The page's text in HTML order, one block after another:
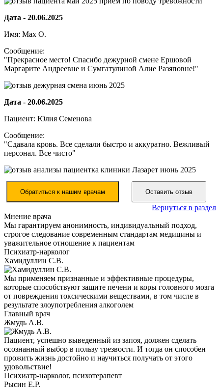
Дата - 20.06.2025
Имя: Max O.
Сообщение:
"Прекрасное место! Спасибо дежурной смене Ершовой
Маргарите Андреевне и Сумгатулиной Алие Разяповне!"
Дата - 20.06.2025
Пациент: Юлия Семенова
Сообщение:
"Сдавала кровь. Все сделали быстро и аккуратно. Вежливый
персонал. Все чисто"
Обратиться к нашим врачам Оставить отзыв
Вернуться в раздел
Мнение врача
Мы гарантируем анонимность, индивидуальный подход,
строгое следование современным стандартам медицины и
уважительное отношение к пациентам
Психиатр-нарколог
Хамидуллин С.В.
Мы применяем признанные и эффективные процедуры,
которые способствуют защите печени и коры головного мозга
от повреждения токсическими веществами, в том числе в
результате злоупотребления алкоголем
Главный врач
Жмудь А.В.
Пациент, успешно выведенный из запоя, должен сделать
осознанный выбор в пользу трезвости. И тогда он способен
прожить жизнь достойно и научиться получать от этого
удовольствие!
Психиатр-нарколог, психотерапевт
Рысин Е.Р.